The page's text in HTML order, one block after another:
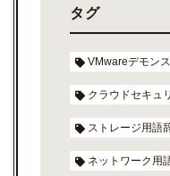
タグ
VMwareデモン
クラウドセキュ
ストレージ用語
ネットワーク用